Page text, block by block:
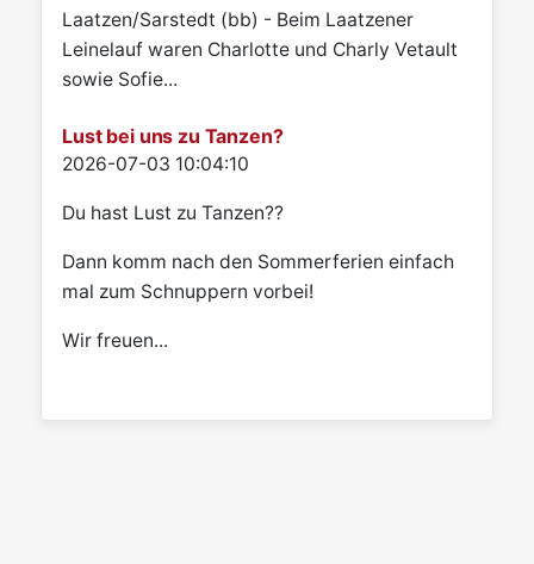
Laatzen/Sarstedt (bb) - Beim Laatzener
Leinelauf waren Charlotte und Charly Vetault
sowie Sofie...
Lust bei uns zu Tanzen?
Details
2026-07-03 10:04:10
Du hast Lust zu Tanzen??
Dann komm nach den Sommerferien einfach
mal zum Schnuppern vorbei!
Wir freuen...